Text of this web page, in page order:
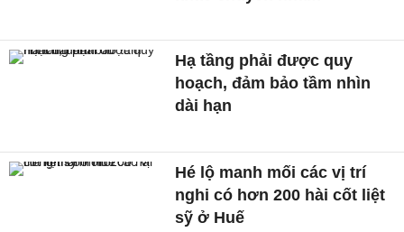
Hạ tầng phải được quy
hoạch, đảm bảo tầm nhìn
dài hạn
Hé lộ manh mối các vị trí
nghi có hơn 200 hài cốt liệt
sỹ ở Huế